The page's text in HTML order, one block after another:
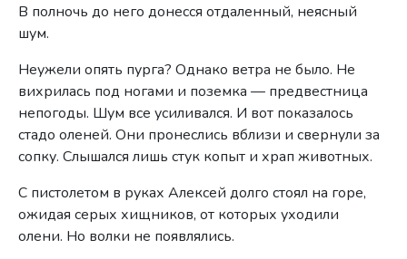
В полночь до него донесся отдаленный, неясный
шум.
Неужели опять пурга? Однако ветра не было. Не
вихрилась под ногами и поземка — предвестница
непогоды. Шум все усиливался. И вот показалось
стадо оленей. Они пронеслись вблизи и свернули за
сопку. Слышался лишь стук копыт и храп животных.
С пистолетом в руках Алексей долго стоял на горе,
ожидая серых хищников, от которых уходили
олени. Но волки не появлялись.